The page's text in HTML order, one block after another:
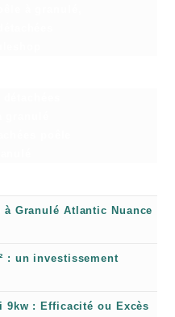
Granulé Atlantic Nuance
: un investissement
9kw : Efficacité ou Excès